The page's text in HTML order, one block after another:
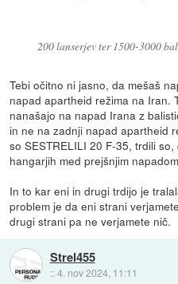
200 lanserjev ter 1500-3000
Tebi očitno ni jasno, da mešaš
napad apartheid režima na Iran.
nanašajo na napad Irana z
in ne na zadnji napad apartheid
so SESTRELILI 20 F-35, trdili
hangarjih med prejšnjim
In to kar eni in drugi trdijo je
problem je da eni strani
drugi strani pa ne verjamete nič.
Strel455
::4. nov 2024, 11:11